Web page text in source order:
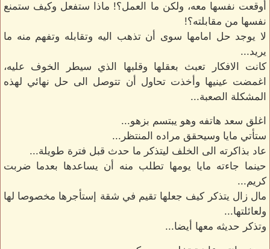
أوقعت نفسها معه، ولكن ما العمل؟! ماذا ستفعل وكيف ستمنع
نفسها من مقابلته؟!
لا يوجد حل امامها سوى أن تذهب اليه وتقابله وتفهم منه ما
يريد...
كانت الافكار تعبث بعقلها وقلبها الذي سيطر الخوف عليه،
اغمضت عينيها وأخذت تحاول أن تتوصل الى حل نهائي لهذه
المشكلة الصعبة...
اغلق سعد هاتفه وهو يبتسم بزهو...
ستأتي مايا وسيحقق مراده المنتظر...
عاد بذاكرته الى الخلف ليتذكر ما حدث قبل فترة طويلة...
حينما جاءته مايا يومها تطلب منه أن يساعدها بعدما ضربت
كريم...
مال زال يتذكر كيف جعلها تقيم في شقة إستأجرها مخصوصا لها
ولعائلتها...
وتذكر حديثه معها أيضا...